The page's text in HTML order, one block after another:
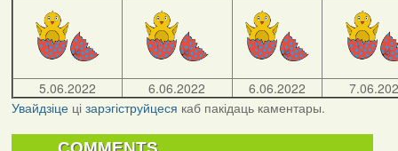
5.06.2022 6.06.2022 6.06.2022
Увайдзіцеці зарэгіструйцеся каб пакідаць каментары.